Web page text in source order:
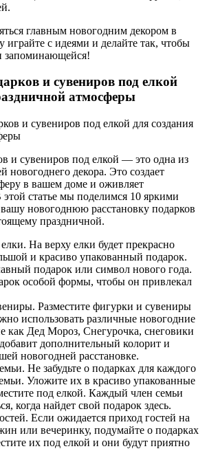
главным новогодним декором в
играйте с идеями и делайте так, чтобы
запоминающейся!
и сувениров под елкой
атмосферы
и сувениров под елкой — это одна из
новогоднего декора. Это создает
в вашем доме и оживляет
статье мы поделимся 10 яркими
новогоднюю расстановку подарков
праздничной.
На верху елки будет прекрасно
и красиво упакованный подарок.
подарок или символ нового года.
особой формы, чтобы он привлекал
Разместите фигурки и сувениры
использовать различные новогодние
как Дед Мороз, Снегурочка, снеговики
дополнительный колорит и
новогодней расстановке.
Не забудьте о подарках для каждого
Уложите их в красиво упакованные
под елкой. Каждый член семьи
когда найдет свой подарок здесь.
Если ожидается приход гостей на
или вечеринку, подумайте о подарках
их под елкой и они будут приятно